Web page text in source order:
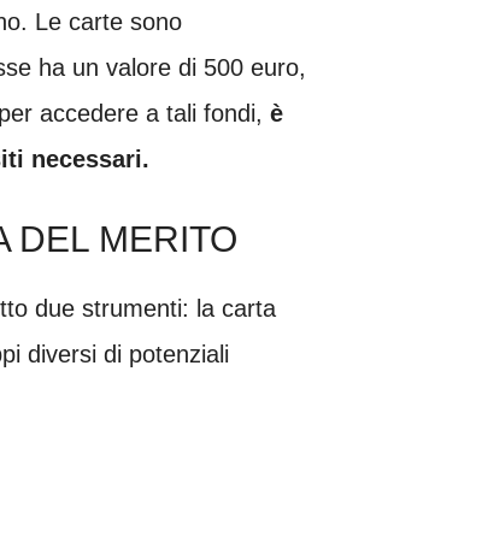
Le carte sono
ha un valore di 500 euro,
accedere a tali fondi, è
necessari.
DEL MERITO
due strumenti: la carta
diversi di potenziali